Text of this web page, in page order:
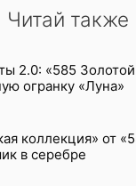
Читай также
2.0: «585
огранку «Луна»
коллекция» от
в серебре